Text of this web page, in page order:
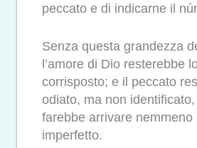
peccato e di indicarne il
Senza questa grandezza
l’amore di Dio resterebbe
corrisposto; e il peccato
odiato, ma non
farebbe arrivare nemmeno
imperfetto.